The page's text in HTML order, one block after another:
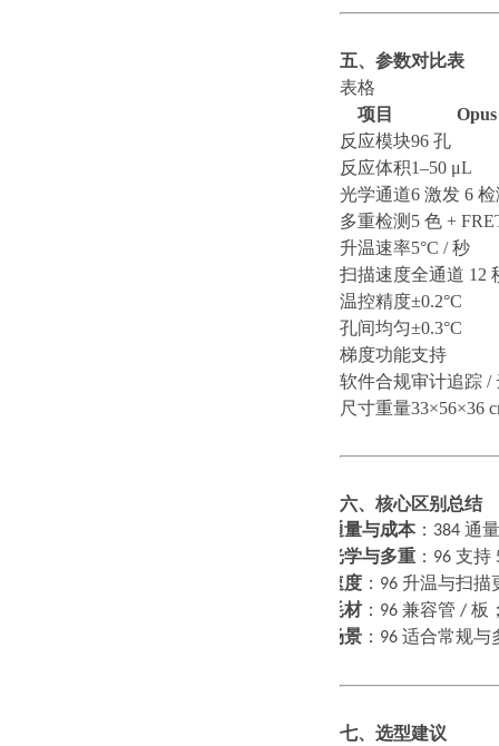
五、参数对比表
表格
项目
反应模块96 孔
反应体积1–50 μL
光学通道6 激发 6
多重检测 5 色 +
升温速率5°C / 秒
扫描速度全通道 12
温控精度±0.2°C
孔间均匀±0.3°C
梯度功能支持
软件合规审计追踪 /
尺寸重量33×56×36
六、核心区别总结
通量与成本： 384 通
光学与多重 ： 96 支持
速度 ： 96 升温与扫描
耗材： 96 兼容管 / 板
场景 ： 96 适合常规与
七、选型建议